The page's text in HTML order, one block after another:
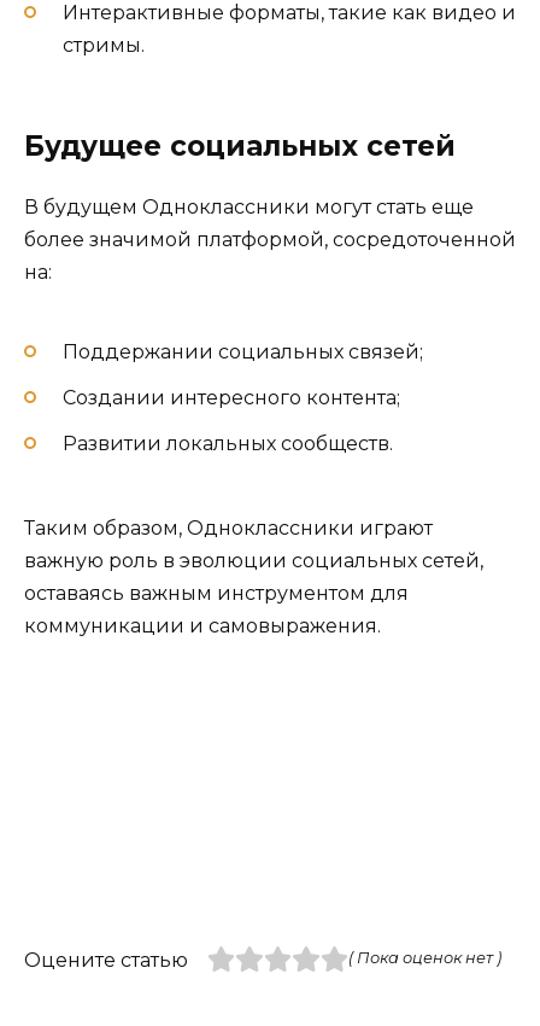
Интерактивные форматы, такие как видео и
стримы.
Будущее социальных сетей
В будущем Одноклассники могут стать еще
более значимой платформой, сосредоточенной
на:
Поддержании социальных связей;
Создании интересного контента;
Развитии локальных сообществ.
Таким образом, Одноклассники играют
важную роль в эволюции социальных сетей,
оставаясь важным инструментом для
коммуникации и самовыражения.
Оцените статью ( Пока оценок нет )